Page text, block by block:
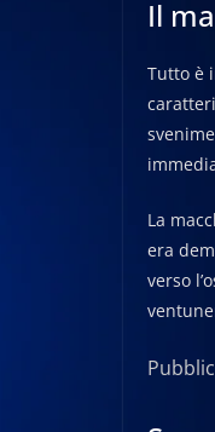
Il
Tutto è
La
era
verso